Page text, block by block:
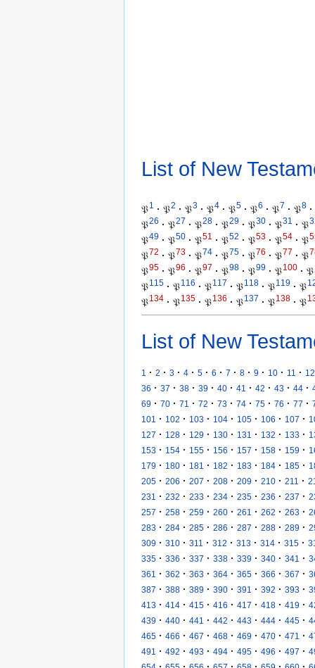
List of New
𝔓1 · 𝔓2 · 𝔓3 · 𝔓4 · 𝔓5 · 𝔓6 · 𝔓7 · 𝔓8 ·
𝔓26 · 𝔓27 · 𝔓28 · 𝔓29 · 𝔓30 · 𝔓31 · 𝔓
𝔓49 · 𝔓50 · 𝔓51 · 𝔓52 · 𝔓53 · 𝔓54 · 𝔓
𝔓72 · 𝔓73 · 𝔓74 · 𝔓75 · 𝔓76 · 𝔓77 · 𝔓
𝔓95 · 𝔓96 · 𝔓97 · 𝔓98 · 𝔓99 · 𝔓100 · 𝔓
𝔓115 · 𝔓116 · 𝔓117 · 𝔓118 · 𝔓119 · 𝔓
𝔓134 · 𝔓135 · 𝔓136 · 𝔓137 · 𝔓138 · 𝔓
List of New
1 · 2 · 3 · 4 · 5 · 6 · 7 · 8 · 9 · 10 · 11 · 12
36 · 37 · 38 · 39 · 40 · 41 · 42 · 43 · 44 ·
69 · 70 · 71 · 72 · 73 · 74 · 75 · 76 · 77 ·
101
· 102 · 103 · 104 · 105 · 106 · 107 ·
127 · 128 · 129 · 130 · 131 · 132 · 133 ·
153 · 154 · 155 · 156 · 157 · 158 · 159 ·
179 · 180 · 181 · 182 · 183 · 184 · 185 ·
205 · 206 · 207 · 208 · 209 · 210 · 211 ·
231
· 232 · 233 · 234 · 235 · 236 · 237 ·
257 · 258 · 259 · 260 · 261 · 262 · 263 ·
283 · 284 · 285 · 286 · 287 · 288 · 289 ·
309 · 310 · 311 · 312 · 313 · 314 · 315 ·
335 · 336 · 337 · 338 · 339 · 340 · 341 ·
361
· 362 · 363 · 364 · 365 · 366 · 367 ·
387 · 388 · 389 · 390 · 391 · 392 · 393 ·
413 · 414 · 415 · 416 · 417 · 418 · 419 ·
439 · 440 · 441 · 442 · 443 · 444 · 445 ·
465 · 466 · 467 · 468 · 469 · 470 · 471 ·
491
· 492 · 493 · 494 · 495 · 496 · 497 ·